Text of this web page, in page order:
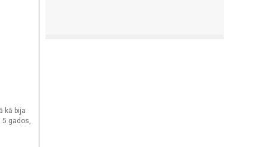
kā bija
gados,